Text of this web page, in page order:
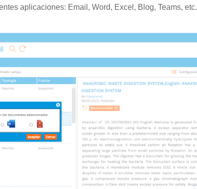
aplicaciones: Email, Word, Excel, Blog, Teams, etc.